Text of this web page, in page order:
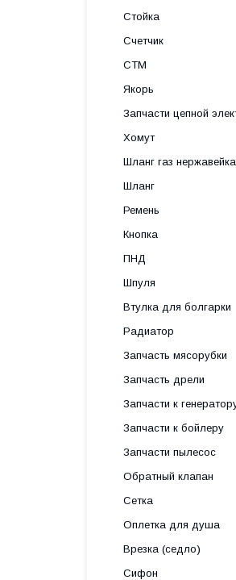
Стойка
Счетчик
СТМ
Якорь
Запчасти цепной
Хомут
Шланг газ нержавейка
Шланг
Ремень
Кнопка
ПНД
Шпуля
Втулка для болгарки
Радиатор
Запчасть мясорубки
Запчасть дрели
Запчасти к
Запчасти к бойлеру
Запчасти пылесос
Обратный клапан
Сетка
Оплетка для душа
Врезка (седло)
Сифон